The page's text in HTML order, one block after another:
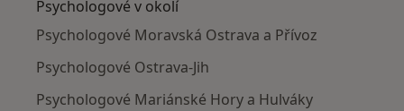
Psychologové v okolí
Psychologové Moravská Ostrava a Přívoz
Psychologové Ostrava-Jih
Psychologové Mariánské Hory a Hulváky